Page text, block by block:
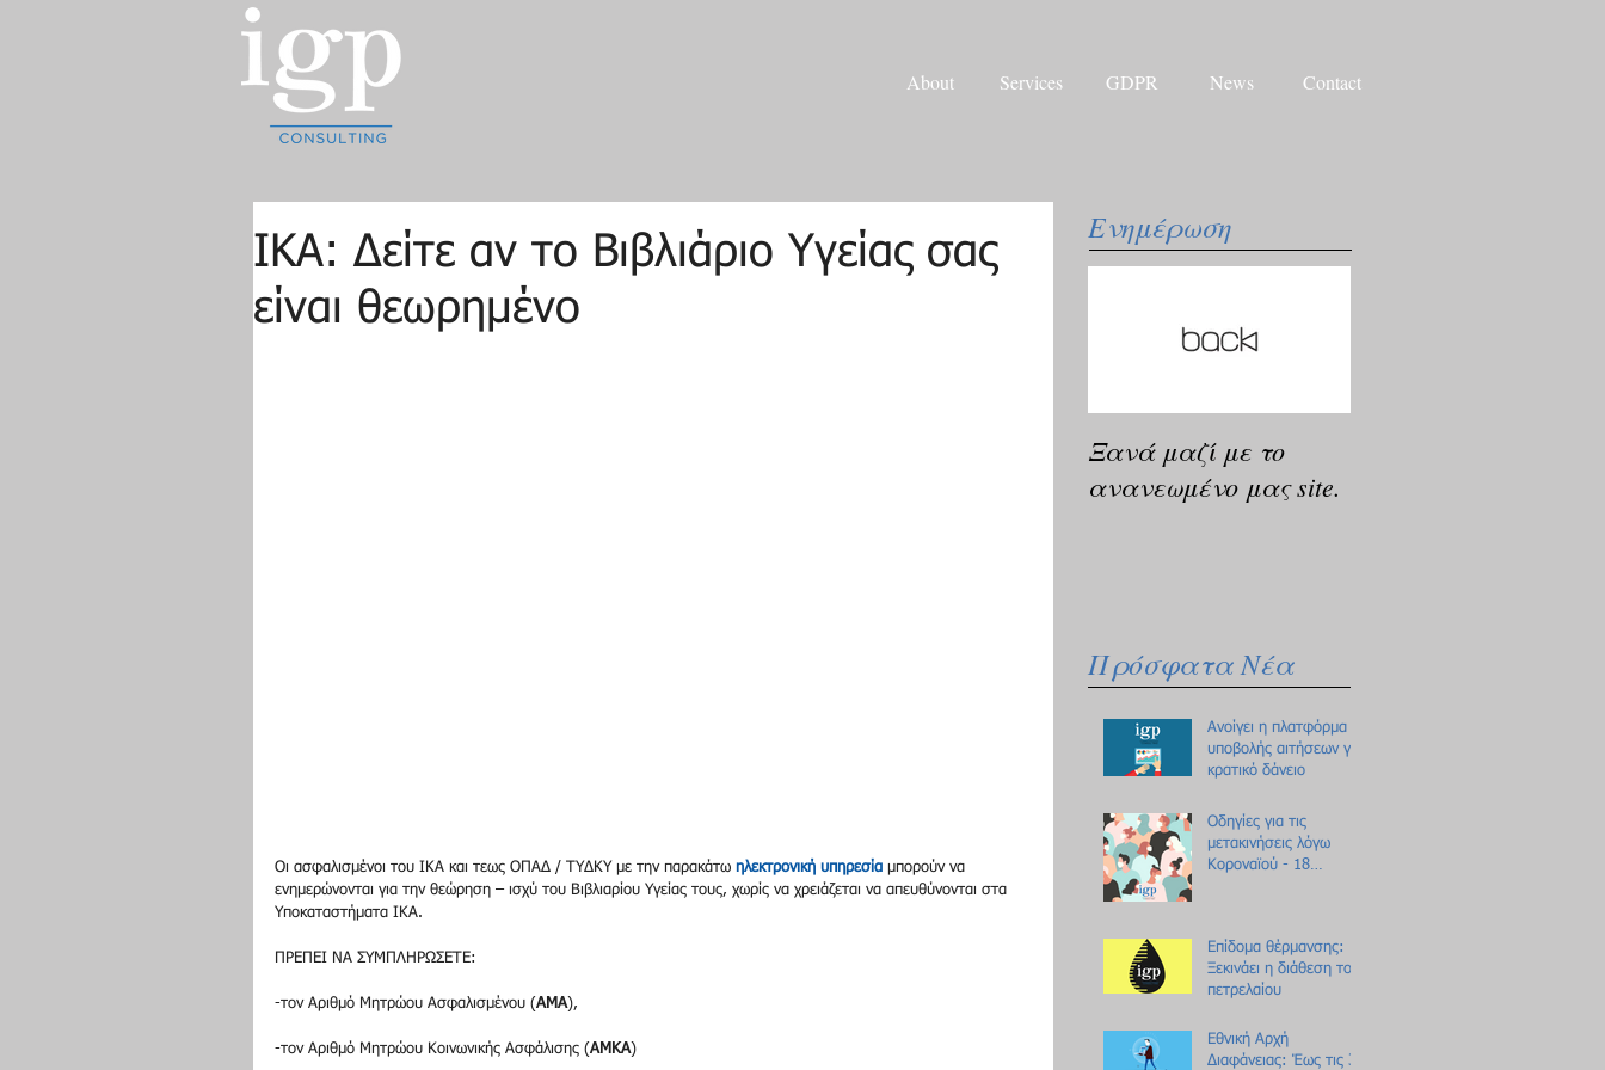
ΙΚΑ: Δείτε αν το Βιβλιάριο Υγείας σας
είναι θεωρημένο
Οι ασφαλισμένοι του ΙΚΑ και τεως ΟΠΑΔ / ΤΥΔΚΥ με την παρακάτω ηλεκτρονική υπηρεσία μπορούν να
ενημερώνονται για την θεώρηση – ισχύ του Βιβλιαρίου Υγείας τους, χωρίς να χρειάζεται να απευθύνονται στα
Υποκαταστήματα ΙΚΑ.
ΠΡΕΠΕΙ ΝΑ ΣΥΜΠΛΗΡΩΣΕΤΕ:
-τον Αριθμό Μητρώου Ασφαλισμένου (ΑΜΑ),
-τον Αριθμό Μητρώου Κοινωνικής Ασφάλισης (ΑΜΚΑ)
Ενημέρωση
Ξανά μαζί με το
ανανεωμένο μας site.
Πρόσφατα Νέα
Ανοίγει η πλατφόρμα
υποβολής αιτήσεων για
κρατικό δάνειο
Οδηγίες για τις
μετακινήσεις λόγω
Κοροναϊού - 18
Επίδομα θέρμανσης:
Ξεκινάει η διάθεση του
πετρελαίου
Εθνική Αρχή
Διαφάνειας: Έως τις 31
About Services GDPR News Contact